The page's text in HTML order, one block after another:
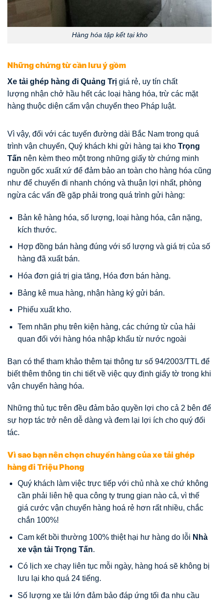
Hàng hóa tập kết tại kho
Những chứng từ cần lưu ý gồm
Xe tải ghép hàng đi Quảng Trị giá rẻ, uy tín chất
lượng nhận chở hầu hết các loại hàng hóa, trừ các mặt
hàng thuộc diện cấm vận chuyển theo Pháp luật.
Vì vậy, đối với các tuyến đường dài Bắc Nam trong quá
trình vận chuyển, Quý khách khi gửi hàng tại kho Trọng
Tấn nên kèm theo một trong những giấy tờ chứng minh
nguồn gốc xuất xứ để đảm bảo an toàn cho hàng hóa cũng
như để chuyến đi nhanh chóng và thuận lợi nhất, phòng
ngừa các vấn đề gặp phải trong quá trình gửi hàng:
Bản kê hàng hóa, số lượng, loại hàng hóa, cân nặng,
kích thước.
Hợp đồng bán hàng đúng với số lượng và giá trị của số
hàng đã xuất bán.
Hóa đơn giá trị gia tăng, Hóa đơn bán hàng.
Bảng kê mua hàng, nhận hàng ký gửi bán.
Phiếu xuất kho.
Tem nhãn phụ trên kiện hàng, các chứng từ của hải
quan đối với hàng hóa nhập khẩu từ nước ngoài
Bạn có thể tham khảo thêm tại thông tư số 94/2003/TTL để
biết thêm thông tin chi tiết về việc quy định giấy tờ trong khi
vận chuyển hàng hóa.
Những thủ tục trên đều đảm bảo quyền lợi cho cả 2 bên để
sự hợp tác trở nên dễ dàng và đem lại lợi ích cho quý đối
tác.
Vì sao bạn nên chọn chuyển hàng của xe tải ghép
hàng đi Triệu Phong
Quý khách làm việc trực tiếp với chủ nhà xe chứ không
cần phải liên hệ qua công ty trung gian nào cả, vì thế
giá cước vận chuyển hàng hoá rẻ hơn rất nhiều, chắc
chắn 100%!
Cam kết bồi thường 100% thiệt hại hư hàng do lỗi Nhà
xe vận tải Trọng Tấn.
Có lịch xe chạy liên tục mỗi ngày, hàng hoá sẽ không bị
lưu lại kho quá 24 tiếng.
Số lượng xe tải lớn đảm bảo đáp ứng tối đa nhu cầu